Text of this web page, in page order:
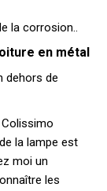
la corrosion..
en métal
dehors de
la lampe est
moi un
les